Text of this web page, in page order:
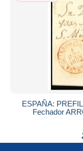
ESPAÑA:
Fechador